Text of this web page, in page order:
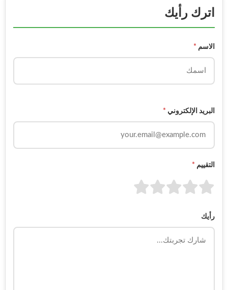
اترك رأيك
الاسم *
البريد الإلكتروني *
التقييم *
رأيك